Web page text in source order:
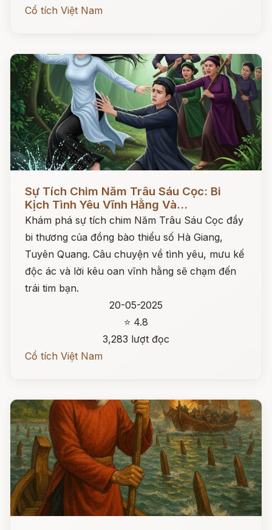
Cổ tích Việt Nam
Sự Tích Chim Năm Trâu Sáu Cọc: Bi
Kịch Tình Yêu Vĩnh Hằng Và...
Khám phá sự tích chim Năm Trâu Sáu Cọc đầy
bi thương của đồng bào thiểu số Hà Giang,
Tuyên Quang. Câu chuyện về tình yêu, mưu kế
độc ác và lời kêu oan vĩnh hằng sẽ chạm đến
trái tim bạn.
20-05-2025
⭐ 4.8
3,283 lượt đọc
Cổ tích Việt Nam